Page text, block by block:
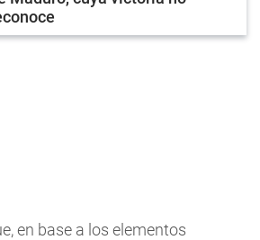
en base a los elementos